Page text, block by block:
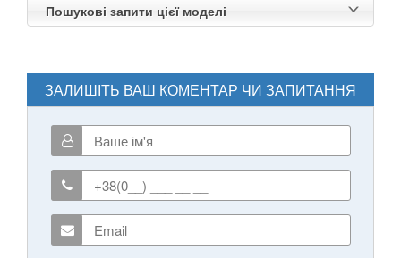
Пошукові запити цієї моделі
ЗАЛИШІТЬ ВАШ КОМЕНТАР ЧИ ЗАПИТАННЯ